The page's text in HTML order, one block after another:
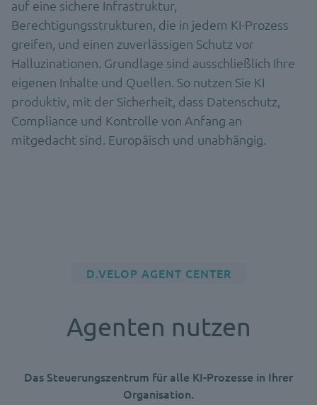
auf eine sichere Infrastruktur,
Berechtigungsstrukturen, die in jedem KI-Prozess
greifen, und einen zuverlässigen Schutz vor
Halluzinationen. Grundlage sind ausschließlich Ihre
eigenen Inhalte und Quellen. So nutzen Sie KI
produktiv, mit der Sicherheit, dass Datenschutz,
Compliance und Kontrolle von Anfang an
mitgedacht sind. Europäisch und unabhängig.
D.VELOP AGENT CENTER
Agenten nutzen
Das Steuerungszentrum für alle KI-Prozesse in Ihrer
Organisation.